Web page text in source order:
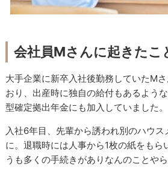
会社員Mさんに起きたこ
大手企業に新卒入社後勤務していたM
おり、出産時に独自の給付もあるよう
型確定拠出年金にも加入していました。
入社6年目、先輩から誘われ別のハウス
に。退職時には人事から1枚の紙をもら
うも多くの手続きがありなんのことや